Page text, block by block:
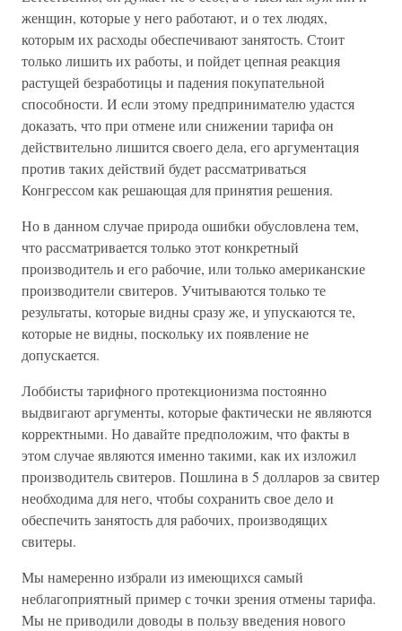
женщин, которые у него работают, и о тех людях,
которым их расходы обеспечивают занятость. Стоит
только лишить их работы, и пойдет цепная реакция
растущей безработицы и падения покупательной
способности. И если этому предпринимателю удастся
доказать, что при отмене или снижении тарифа он
действительно лишится своего дела, его аргументация
против таких действий будет рассматриваться
Конгрессом как решающая для принятия решения.
Но в данном случае природа ошибки обусловлена тем,
что рассматривается только этот конкретный
производитель и его рабочие, или только американские
производители свитеров. Учитываются только те
результаты, которые видны сразу же, и упускаются те,
которые не видны, поскольку их появление не
допускается.
Лоббисты тарифного протекционизма постоянно
выдвигают аргументы, которые фактически не являются
корректными. Но давайте предположим, что факты в
этом случае являются именно такими, как их изложил
производитель свитеров. Пошлина в 5 долларов за свитер
необходима для него, чтобы сохранить свое дело и
обеспечить занятость для рабочих, производящих
свитеры.
Мы намеренно избрали из имеющихся самый
неблагоприятный пример с точки зрения отмены тарифа.
Мы не приводили доводы в пользу введения нового